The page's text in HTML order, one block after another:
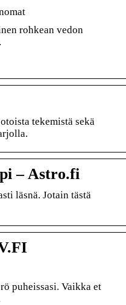
rohkean vedon
tekemistä sekä
– Astro.fi
läsnä. Jotain tästä
puheissasi. Vaikka et